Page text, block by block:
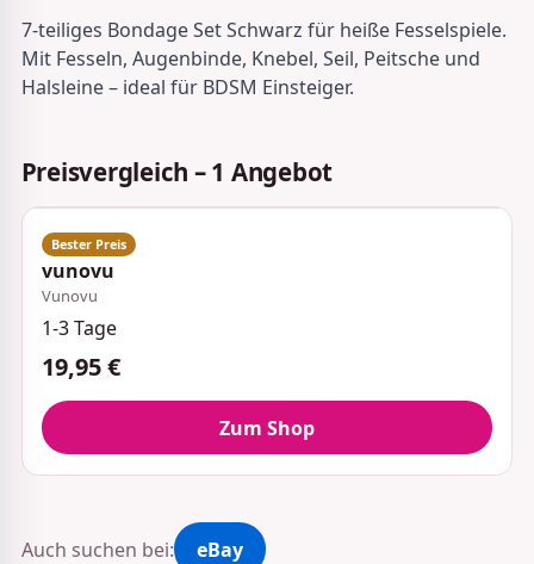
7-teiliges Bondage Set Schwarz für heiße Fesselspiele.
Mit Fesseln, Augenbinde, Knebel, Seil, Peitsche und
Halsleine – ideal für BDSM Einsteiger.
Preisvergleich – 1 Angebot
vunovu
Vunovu
1-3 Tage
19,95 €
Zum Shop
Auch suchen bei: eBay